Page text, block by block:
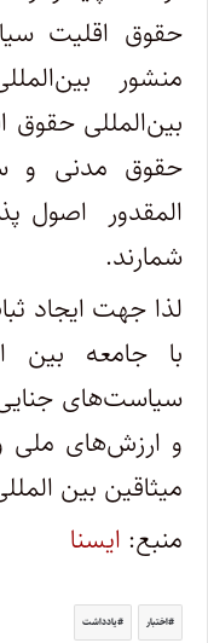
حقوق اقلیت
منشور
بین‌المللی حقوق
حقوق مدنی و
المقدور اصول
شمارند.
لذا جهت ایجاد
با جامعه بین
سیاست‌های
و ارزش‌های ملی
میثاقین بین
منبع: ایسنا
اختبار یادداشت